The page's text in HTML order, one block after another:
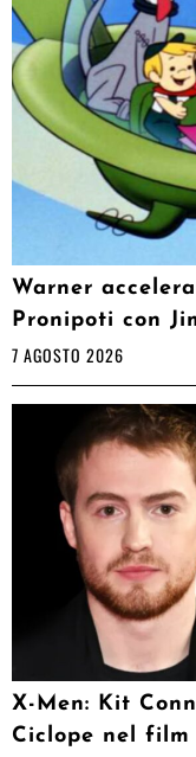
Warner
Pronipoti con
7 AGOSTO 2026
X-Men: Kit
Ciclope nel film